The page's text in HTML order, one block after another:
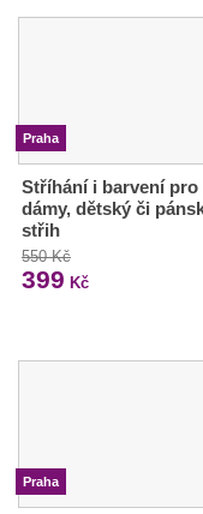
Praha
Stříhání i barvení pro
dámy, dětský či
střih
550 Kč
399 Kč
Praha